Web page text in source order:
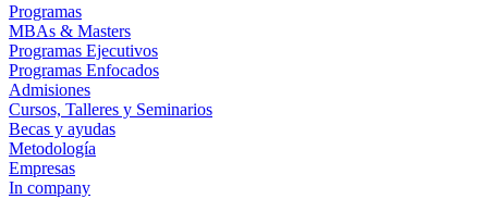
Programas
MBAs & Masters
Programas Ejecutivos
Programas Enfocados
Admisiones
Cursos, Talleres y Seminarios
Becas y ayudas
Metodología
Empresas
In company